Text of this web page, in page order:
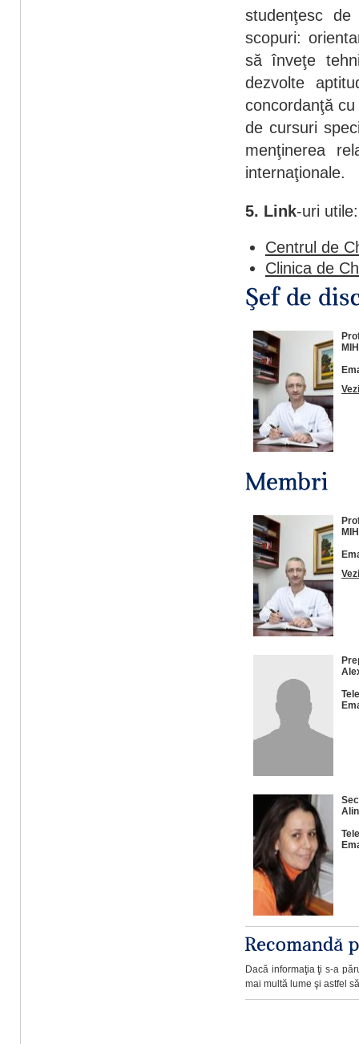
studenţesc
scopuri:
să înveţe
dezvolte
concordanţă
de cursuri
menţinerea
internaţionale.
5. Link-uri utile:
Centrul de
Clinica de
Dacă informaţia ţi s-a
mai multă lume şi astfel